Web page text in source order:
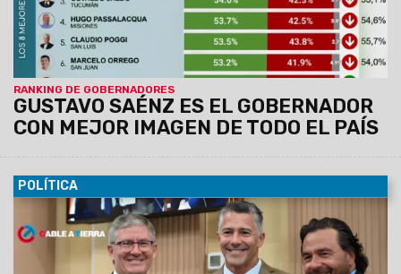
RANKING DE GOBERNADORES
GUSTAVO SAÉNZ ES EL GOBERNADOR
CON MEJOR IMAGEN DE TODO EL PAÍS
POLÍTICA
25/11/2025
Tras prestar juramento los nuevos senadores y
diputados provinciales,
el oficialismo ratificó su victoria
de mayo al asegurarse 11 de las 12 bancas en el Senado
y 20 de 30 en Diputados.
La nueva conformación de la